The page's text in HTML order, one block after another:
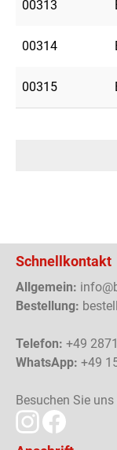
00313
00314
00315
Schnellkontakt
Allgemein:
Bestellung:
Telefon: +49
WhatsApp: +49
Besuchen Sie